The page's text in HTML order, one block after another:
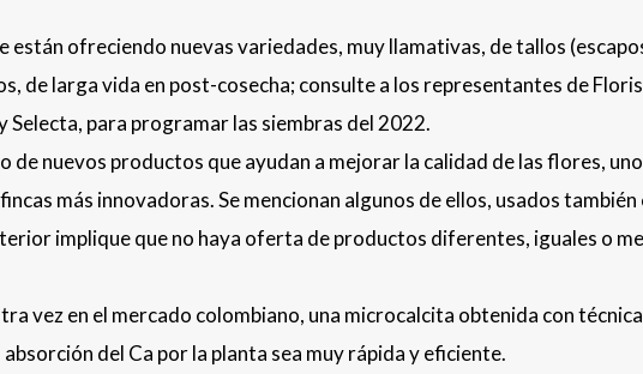
están ofreciendo nuevas variedades, muy llamativas, de tallos
de larga vida en post-cosecha; consulte a los representantes de
Selecta, para programar las siembras del 2022.
de nuevos productos que ayudan a mejorar la calidad de las flores,
más innovadoras. Se mencionan algunos de ellos, usados
implique que no haya oferta de productos diferentes, iguales o
vez en el mercado colombiano, una microcalcita obtenida con
del Ca por la planta sea muy rápida y eficiente.